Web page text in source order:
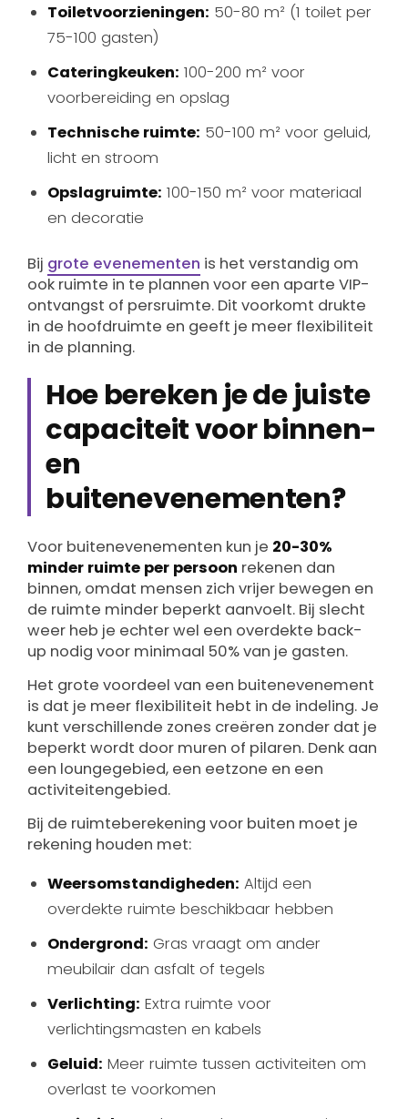
Toiletvoorzieningen: 50-80 m² (1 toilet per
75-100 gasten)
Cateringkeuken: 100-200 m² voor
voorbereiding en opslag
Technische ruimte: 50-100 m² voor geluid,
licht en stroom
Opslagruimte: 100-150 m² voor materiaal
en decoratie
Bij grote evenementen is het verstandig om
ook ruimte in te plannen voor een aparte VIP-
ontvangst of persruimte. Dit voorkomt drukte
in de hoofdruimte en geeft je meer flexibiliteit
in de planning.
Hoe bereken je de juiste
capaciteit voor binnen-
en
buitenevenementen?
Voor buitenevenementen kun je 20-30%
minder ruimte per persoon rekenen dan
binnen, omdat mensen zich vrijer bewegen en
de ruimte minder beperkt aanvoelt. Bij slecht
weer heb je echter wel een overdekte back-
up nodig voor minimaal 50% van je gasten.
Het grote voordeel van een buitenevenement
is dat je meer flexibiliteit hebt in de indeling. Je
kunt verschillende zones creëren zonder dat je
beperkt wordt door muren of pilaren. Denk aan
een loungegebied, een eetzone en een
activiteitengebied.
Bij de ruimteberekening voor buiten moet je
rekening houden met:
Weersomstandigheden: Altijd een
overdekte ruimte beschikbaar hebben
Ondergrond: Gras vraagt om ander
meubilair dan asfalt of tegels
Verlichting: Extra ruimte voor
verlichtingsmasten en kabels
Geluid: Meer ruimte tussen activiteiten om
overlast te voorkomen